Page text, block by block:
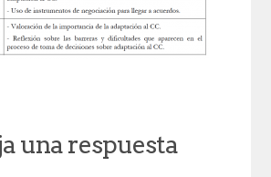
una respuesta